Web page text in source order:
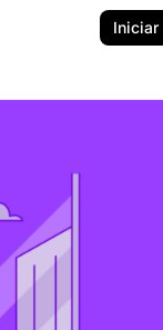
Iniciar